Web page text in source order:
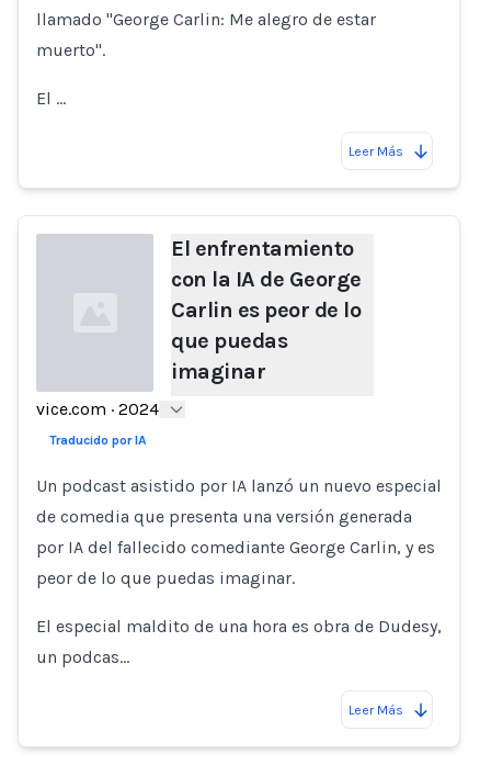
llamado "George Carlin: Me alegro de estar
muerto".
El …
Leer Más
Loading...
El enfrentamiento
con la IA de George
Carlin es peor de lo
que puedas
imaginar
vice.com · 2024
Traducido por IA
Un podcast asistido por IA lanzó un nuevo especial
de comedia que presenta una versión generada
por IA del fallecido comediante George Carlin, y es
peor de lo que puedas imaginar.
El especial maldito de una hora es obra de Dudesy,
un podcas…
Leer Más